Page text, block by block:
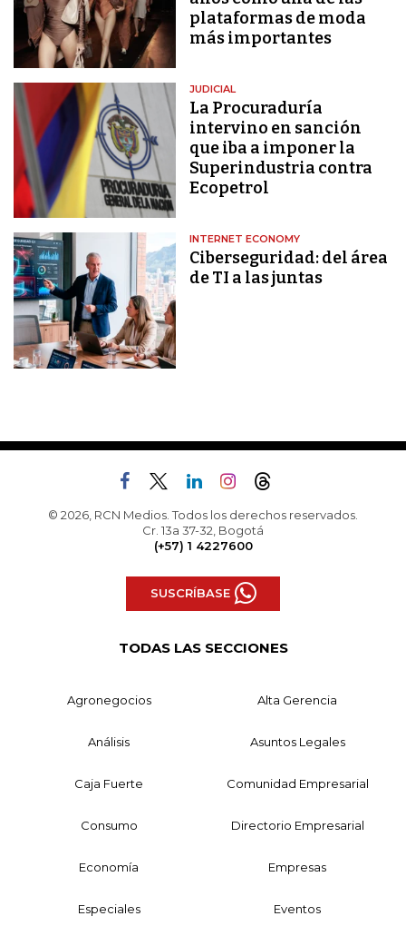
plataformas de moda
más importantes
JUDICIAL
La Procuraduría
intervino en sanción
que iba a imponer la
Superindustria contra
Ecopetrol
INTERNET ECONOMY
Ciberseguridad: del área
de TI a las juntas
© 2026, RCN Medios. Todos los derechos reservados.
Cr. 13a 37-32, Bogotá
(+57) 1 4227600
SUSCRÍBASE
TODAS LAS SECCIONES
Agronegocios Alta Gerencia
Análisis Asuntos Legales
Caja Fuerte Comunidad Empresarial
Consumo Directorio Empresarial
Economía Empresas
Especiales Eventos